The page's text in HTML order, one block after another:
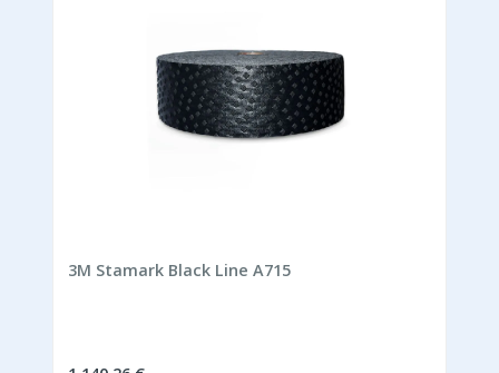
3M Stamark Black Line A715